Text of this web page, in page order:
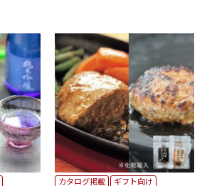
カタログ掲載 ギフト向け